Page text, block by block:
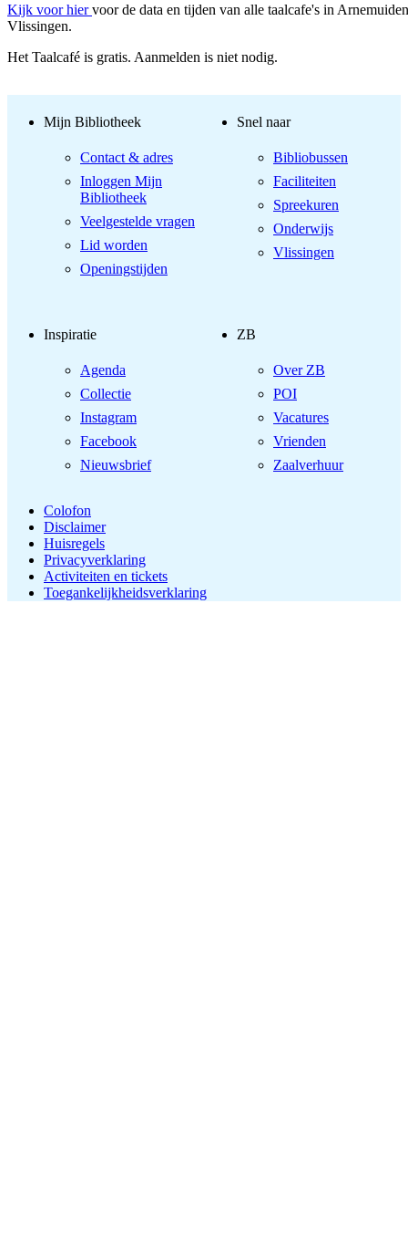
Kijk voor hiervoor de data en tijden van alle taalcafe's in
Vlissingen.
Het Taalcafé is gratis. Aanmelden is niet nodig.
Mijn Bibliotheek
Contact & adres
Inloggen Mijn
Bibliotheek
Veelgestelde vragen
Lid worden
Openingstijden
Snel naar
Bibliobussen
Faciliteiten
Spreekuren
Onderwijs
Vlissingen
Inspiratie
Agenda
Collectie
Instagram
Facebook
Nieuwsbrief
ZB
Over ZB
POI
Vacatures
Vrienden
Zaalverhuur
Colofon
Disclaimer
Huisregels
Privacyverklaring
Activiteiten en tickets
Toegankelijkheidsverklaring